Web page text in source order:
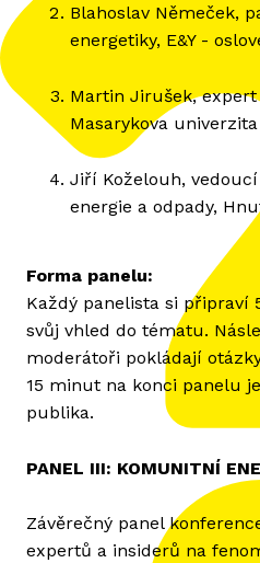
Blahoslav Němeček,
energetiky, E&Y -
Martin Jirušek, expert
Masarykova univerzita
Jiří Koželouh,
energie a odpady,
Forma panelu:
Každý panelista si připraví
svůj vhled do tématu.
moderátoři pokládají
15 minut na konci panelu
publika.
PANEL III: KOMUNITNÍ
Závěrečný panel
expertů a insiderů na